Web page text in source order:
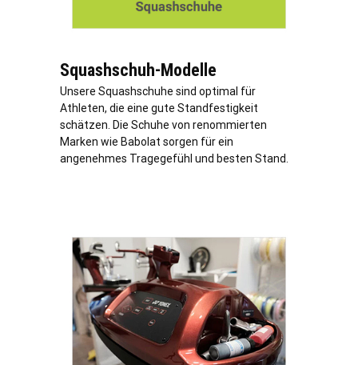
Squashschuh-Modelle
Unsere Squashschuhe sind optimal für
Athleten, die eine gute Standfestigkeit
schätzen. Die Schuhe von renommierten
Marken wie Babolat sorgen für ein
angenehmes Tragegefühl und besten Stand.